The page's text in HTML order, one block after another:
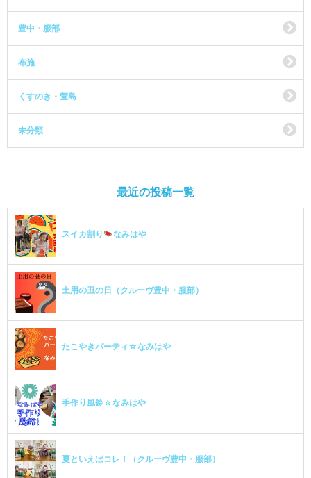
豊中・服部
布施
くすのき・萱島
未分類
最近の投稿一覧
スイカ割り なみはや
土用の丑の日（クルーヴ豊中・服部）
たこやきパーティ☆なみはや
手作り風鈴☆なみはや
夏といえばコレ！（クルーヴ豊中・服部）